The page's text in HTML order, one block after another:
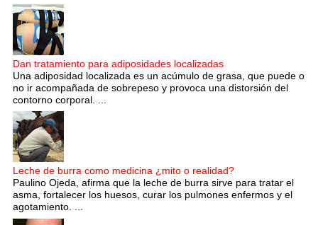
Dan tratamiento para adiposidades localizadas
Una adiposidad localizada es un acúmulo de grasa, que puede o
no ir acompañada de sobrepeso y provoca una distorsión del
contorno corporal. ...
Leche de burra como medicina ¿mito o realidad?
Paulino Ojeda, afirma que la leche de burra sirve para tratar el
asma, fortalecer los huesos, curar los pulmones enfermos y el
agotamiento. ...